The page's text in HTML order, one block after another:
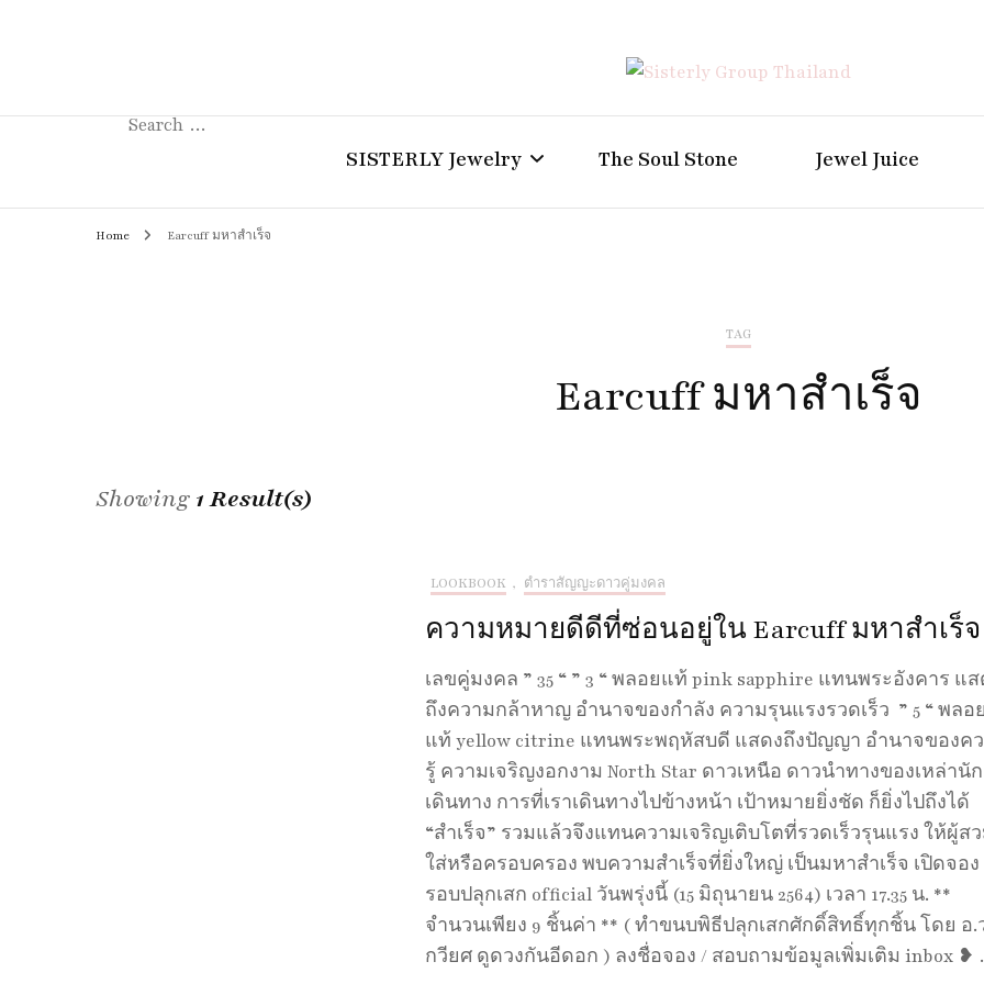
Search
Positive Power Jewelry แหวนแต่งงาน เครื่องประดับ
SISTERLY Jewelry The Soul Stone Jewel Juice
Home Earcuff มหาสำเร็จ
TAG
Earcuff มหาสำเร็จ
Showing 1 Result(s)
LOOKBOOK , ตำราสัญญะดาวคู่มงคล
ความหมายดีดีที่ซ่อนอยู่ใน Earcuff มหาสำเร็จ
เลขคู่มงคล ” 35 “ ” 3 “ พลอยแท้ pink sapphire แทนพระอังคาร​ แส
ถึงความกล้าหาญ​ อำนาจของกำลัง ความรุนแรงรวดเร็ว ” 5 “ พลอย
แท้ yellow citrine แทนพระพฤหัสบดี​ แสดงถึงปัญญา​ อำนาจของค
รู้​ ความเจริญงอกงาม North Star ดาวเหนือ ดาวนำทางของเหล่านัก
เดินทาง การที่เราเดินทางไปข้างหน้า เป้าหมายยิ่งชัด ก็ยิ่งไปถึงได้
“สำเร็จ” รวมแล้วจึงแทนความเจริญเติบโตที่รวดเร็วรุนแรง​ ให้ผู้ส
ใส่หรือครอบครอง พบความสำเร็จที่ยิ่งใหญ่​ เป็นมหาสำเร็จ เปิดจอง
รอบปลุกเสก official วันพรุ่งนี้ (15 มิถุนายน 2564) เวลา 17.35 น. **
จำนวนเพียง 9 ชิ้นค่า ** ( ทำขนบพิธีปลุกเสกศักดิ์สิทธิ์ทุกชิ้น โดย อ.
กวียศ ดูดวงกันอีดอก ) ลงชื่อจอง / สอบถามข้อมูลเพิ่มเติม inbox ❥